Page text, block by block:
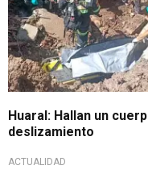
Huaral: Hallan un
deslizamiento
ACTUALIDAD